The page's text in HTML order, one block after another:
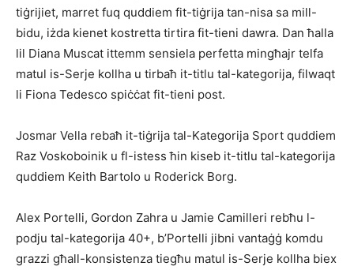
tiġrijiet, marret fuq quddiem fit-tiġrija tan-nisa sa mill-
bidu, iżda kienet kostretta tirtira fit-tieni dawra. Dan ħalla
lil Diana Muscat ittemm sensiela perfetta mingħajr telfa
matul is-Serje kollha u tirbaħ it-titlu tal-kategorija, filwaqt
li Fiona Tedesco spiċċat fit-tieni post.
Josmar Vella rebaħ it-tiġrija tal-Kategorija Sport quddiem
Raz Voskoboinik u fl-istess ħin kiseb it-titlu tal-kategorija
quddiem Keith Bartolo u Roderick Borg.
Alex Portelli, Gordon Zahra u Jamie Camilleri rebħu l-
podju tal-kategorija 40+, b’Portelli jibni vantaġġ komdu
grazzi għall-konsistenza tiegħu matul is-Serje kollha biex